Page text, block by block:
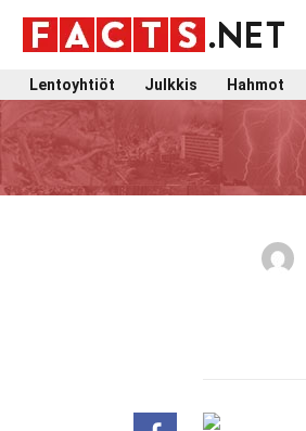
Lentoyhtiöt Julkkis Hahmot